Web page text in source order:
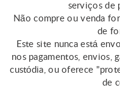
serviços de
Não compre ou venda
de
Este site nunca está
nos pagamentos, envios,
custódia, ou oferece
de